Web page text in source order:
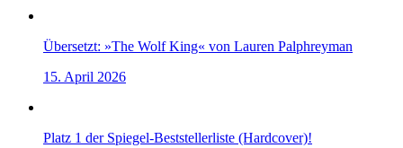
Übersetzt: »The Wolf King« von Lauren Palphreyman
15. April 2026
Platz 1 der Spiegel-Beststellerliste (Hardcover)!